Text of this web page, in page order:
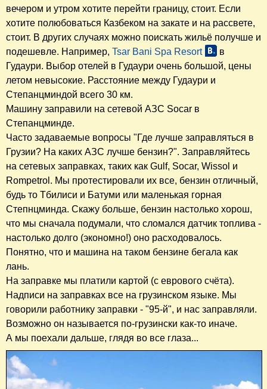
вечером и утром хотите перейти границу, стоит. Если
хотите полюбоваться Казбеком на закате и на рассвете,
стоит. В других случаях можно поискать жильё получше и
подешевле. Например, Tsar Bani Spa Resort
в
Гудаури. Выбор отелей в Гудаури очень большой, цены
летом невысокие. Расстояние между Гудаури и
Степанцминдой всего 30 км.
Машину заправили на сетевой АЗС Socar в
Степанцминде.
Часто задаваемые вопросы "Где лучше заправляться в
Грузии? На каких АЗС лучше бензин?". Заправляйтесь
на сетевых заправках, таких как Gulf, Socar, Wissol и
Rompetrol. Мы протестировали их все, бензин отличный,
будь то Тбилиси и Батуми или маленькая горная
Степнцминда. Скажу больше, бензин настолько хорош,
что мы сначала подумали, что сломался датчик топлива -
настолько долго (экономно!) оно расходовалось.
Понятно, что и машина на таком бензине бегала как
лань.
На заправке мы платили картой (с еврового счёта).
Надписи на заправках все на грузинском языке. Мы
говорили работнику заправки - "95-й", и нас заправляли.
Возможно он называется по-грузински как-то иначе.
А мы поехали дальше, глядя во все глаза...